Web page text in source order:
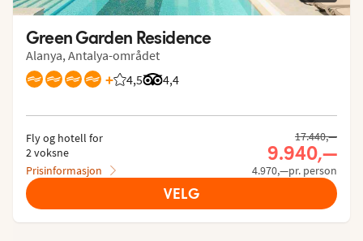
Green Garden Residence
Alanya, Antalya-området
+ 4,5
Vurdering fra Vings gjester: 4.491/5
4,4
Vurdering fra Tripadvisor: 4.4 of 5
Fly og hotell for
2 voksne
Prisinformasjon
17.440,—
9.940,—
4.970,—pr. person
VELG